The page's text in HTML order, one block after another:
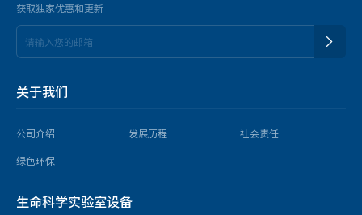
获取独家优惠和更新
关于我们
公司介绍 发展历程
社会责任
绿色环保
生命科学实验室设备